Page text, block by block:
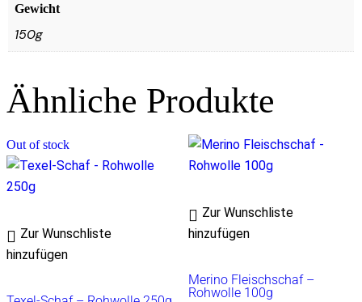
Gewicht
150g
Ähnliche Produkte
Out of stock
Zur Wunschliste
hinzufügen
Zur Wunschliste
hinzufügen
Merino Fleischschaf –
Rohwolle 100g